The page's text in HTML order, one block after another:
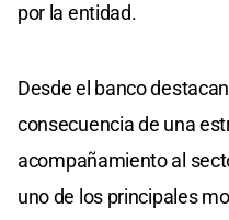
por la entidad.
Desde el banco
consecuencia de una
acompañamiento al
uno de los principales